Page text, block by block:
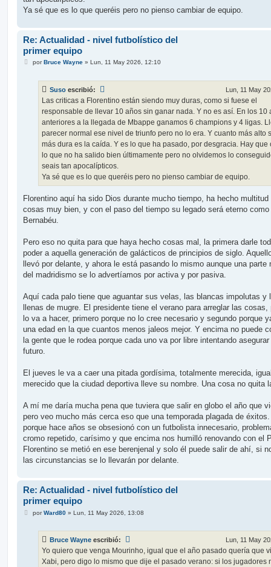
Ya sé que es lo que queréis pero no pienso cambiar de equipo.
Re: Actualidad - nivel futbolístico del
primer equipo
Mpor Bruce Wayne» Lun, 11 May 2026, 12:10
Suso escribió: Lun, 11 May
Las criticas a Florentino están siendo muy duras, como si fuese el
responsable de llevar 10 años sin ganar nada. Y no es así. En los 10
anteriores a la llegada de Mbappe ganamos 6 champions y 4 ligas.
parecer normal ese nivel de triunfo pero no lo era. Y cuanto más alto
más dura es la caída. Y es lo que ha pasado, por desgracia. Hay que
lo que no ha salido bien últimamente pero no olvidemos lo
seais tan apocalípticos.
Ya sé que es lo que queréis pero no pienso cambiar de equipo.
Florentino aquí ha sido Dios durante mucho tiempo, ha hecho multitud
cosas muy bien, y con el paso del tiempo su legado será eterno como
Bernabéu.
Pero eso no quita para que haya hecho cosas mal, la primera darle
poder a aquella generación de galácticos de principios de siglo.
llevó por delante, y ahora le está pasando lo mismo aunque una parte
del madridismo se lo advertíamos por activa y por pasiva.
Aquí cada palo tiene que aguantar sus velas, las blancas impolutas y
llenas de mugre. El presidente tiene el verano para arreglar las cosas,
lo va a hacer, primero porque no lo cree necesario y segundo porque
una edad en la que cuantos menos jaleos mejor. Y encima no puede
la gente que le rodea porque cada uno va por libre intentando
futuro.
El jueves le va a caer una pitada gordísima, totalmente merecida,
merecido que la ciudad deportiva lleve su nombre. Una cosa no quita
A mí me daría mucha pena que tuviera que salir en globo el año que
pero veo mucho más cerca eso que una temporada plagada de
porque hace años se obsesionó con un futbolista innecesario,
cromo repetido, carísimo y que encima nos humilló renovando con el
Florentino se metió en ese berenjenal y solo él puede salir de ahí, si
las circunstancias se lo llevarán por delante.
Re: Actualidad - nivel futbolístico del
primer equipo
MporWard80» Lun, 11 May 2026, 13:08
Bruce Wayne escribió: Lun, 11 May
Yo quiero que venga Mourinho, igual que el año pasado quería que
Xabi, pero digo lo mismo que dije el pasado verano: si los jugadores